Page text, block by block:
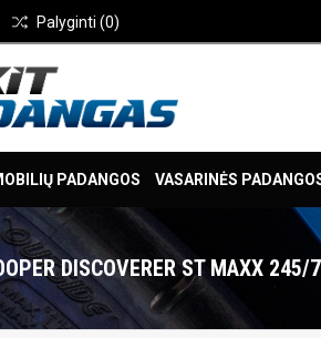
Palyginti (0)
PADANGOS VASARINĖS
DISCOVERER ST MAXX 245/